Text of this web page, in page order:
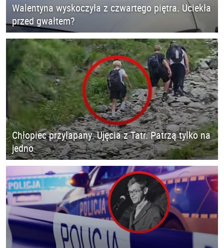
Walentyna wyskoczyła z czwartego piętra. Uciekła
przed gwałtem?
Chłopiec przyłapany. Ujęcia z Tatr. Patrzą tylko na
jedno